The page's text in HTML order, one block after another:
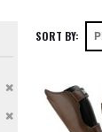
SORT BY
Remove
Remove